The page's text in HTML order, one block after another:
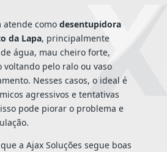
atende como desentupidora
da Lapa, principalmente
água, mau cheiro forte,
voltando pelo ralo ou vaso
Nesses casos, o ideal é
agressivos e tentativas
pode piorar o problema e
a Ajax Soluções segue boas